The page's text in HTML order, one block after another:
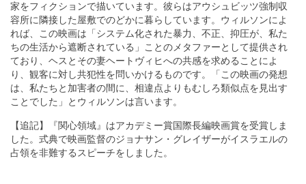
家をフィクションで描いています。彼らはアウシュビッツ強制収
容所に隣接した屋敷でのどかに暮らしています。ウィルソンによ
れば、この映画は「システム化された暴力、不正、抑圧が、私た
ちの生活から遮断されている」ことのメタファーとして提供され
ており、ヘスとその妻ヘートヴィヒへの共感を求めることによ
り、観客に対し共犯性を問いかけるものです。「この映画の発想
は、私たちと加害者の間に、相違点よりもむしろ類似点を見出す
ことでした」とウィルソンは言います。
【追記】『関心領域』はアカデミー賞国際長編映画賞を受賞しま
した。式典で映画監督のジョナサン・グレイザーがイスラエルの
占領を非難するスピーチをしました。